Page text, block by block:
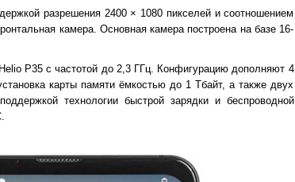
разрешения 2400 × 1080 пикселей и соотношением
камера. Основная камера построена на базе 16-
P35 с частотой до 2,3 ГГц. Конфигурацию дополняют 4
карты памяти ёмкостью до 1 Тбайт, а также двух
технологии быстрой зарядки и беспроводной